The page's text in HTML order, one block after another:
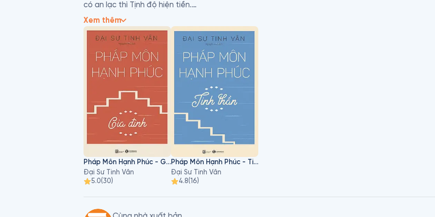
có an lạc thì Tịnh độ hiện tiền.
Với tuệ giác của một bậc thầy tâm linh uy tín, Đại sư Tinh Vân giới thiệu cho tín đồ tại gia cách
trong đời sống bận rộn của cơm áo gạo tiền, gian lao của danh dự, lợi dưỡng sao cho vừa không
hưởng bất lợi đến mục đích theo đuổi của mình. Theo lời dạy của ngài, để có an lạc và hạnh
đó quan trọng nhất chính là giải trừ phiền não, dứt bỏ thị phi, tu tập hành thiện, phục vụ nhân sinh.
Xem thêm
Pháp Môn Hạnh Phúc - Gia Đình
Đại Sư Tinh Vân
5.0(30)
Pháp Môn Hạnh Phúc - Tinh Thần
Đại Sư Tinh Vân
4.8(16)